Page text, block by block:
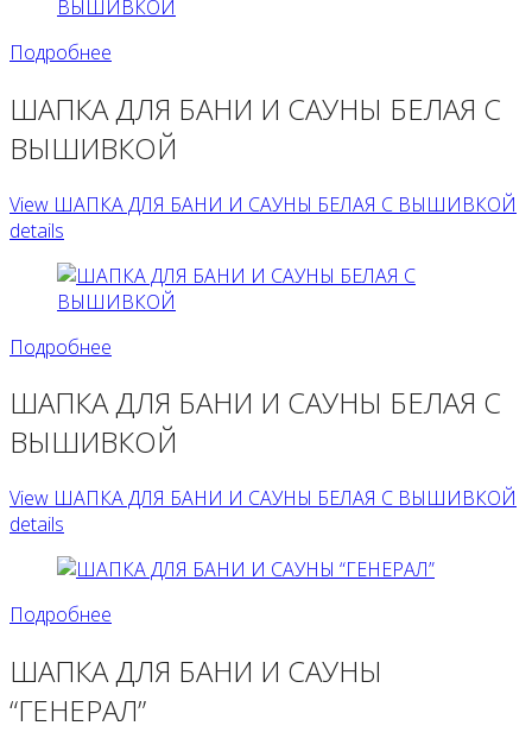
Подробнее
ШАПКА ДЛЯ БАНИ И САУНЫ БЕЛАЯ С
ВЫШИВКОЙ
View ШАПКА ДЛЯ БАНИ И САУНЫ БЕЛАЯ С ВЫШИВКОЙ
details
Подробнее
ШАПКА ДЛЯ БАНИ И САУНЫ БЕЛАЯ С
ВЫШИВКОЙ
View ШАПКА ДЛЯ БАНИ И САУНЫ БЕЛАЯ С ВЫШИВКОЙ
details
Подробнее
ШАПКА ДЛЯ БАНИ И САУНЫ
“ГЕНЕРАЛ”